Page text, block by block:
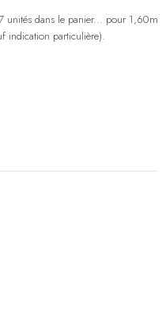
unités dans le panier... pour 1,60m
indication particulière).